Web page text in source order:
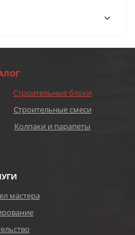
Строительные блоки
Строительные смеси
Колпаки и парапеты
мастера